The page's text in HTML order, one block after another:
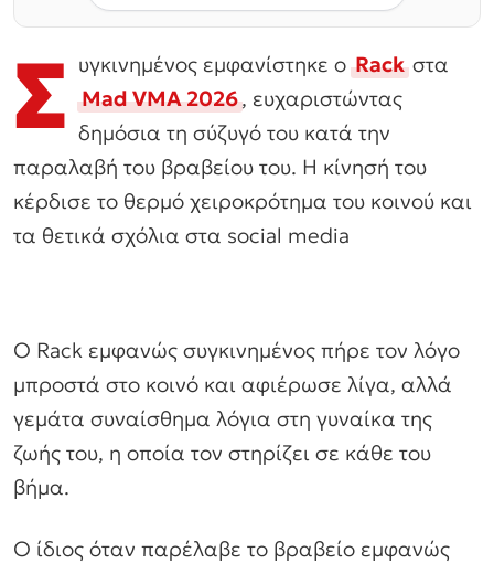
Σ υγκινημένος εμφανίστηκε οRack στα
Mad VMA 2026, ευχαριστώντας
δημόσια τη σύζυγό του κατά την
παραλαβή του βραβείου του. Η κίνησή του
κέρδισε το θερμό χειροκρότημα του κοινού και
τα θετικά σχόλια στα social media
Ο Rack εμφανώς συγκινημένος πήρε τον λόγο
μπροστά στο κοινό και αφιέρωσε λίγα, αλλά
γεμάτα συναίσθημα λόγια στη γυναίκα της
ζωής του, η οποία τον στηρίζει σε κάθε του
βήμα.
Ο ίδιος όταν παρέλαβε το βραβείο εμφανώς